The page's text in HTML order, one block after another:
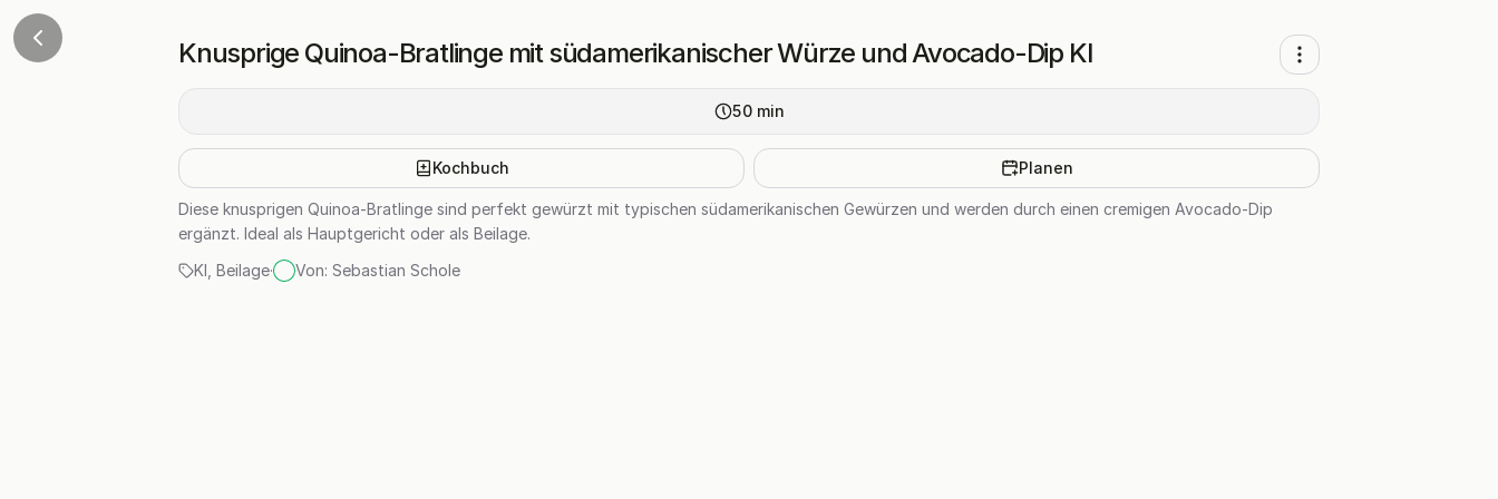
Knusprige Quinoa-Bratlinge mit südamerikanischer Würze und Avocado-Dip KI
50 min
Kochbuch Planen
Diese knusprigen Quinoa-Bratlinge sind perfekt gewürzt mit typischen südamerikanischen Gewürzen und werden durch einen cremigen Avocado-Dip
ergänzt. Ideal als Hauptgericht oder als Beilage.
KI Beilage· Von: Sebastian Schole